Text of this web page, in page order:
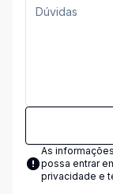
As
possa entrar
privacidade e